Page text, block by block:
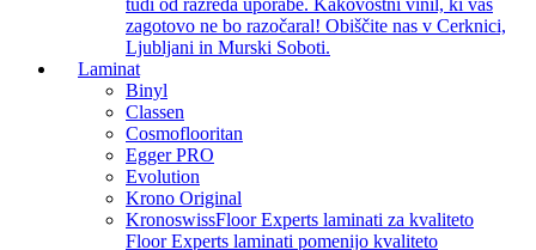
tudi od razreda uporabe. Kakovostni vinil, ki vas
zagotovo ne bo razočaral! Obiščite nas v Cerknici,
Ljubljani in Murski Soboti.
Laminat
Binyl
Classen
Cosmoflooritan
Egger PRO
Evolution
Krono Original
KronoswissFloor Experts laminati za kvaliteto
Floor Experts laminati pomenijo kvaliteto